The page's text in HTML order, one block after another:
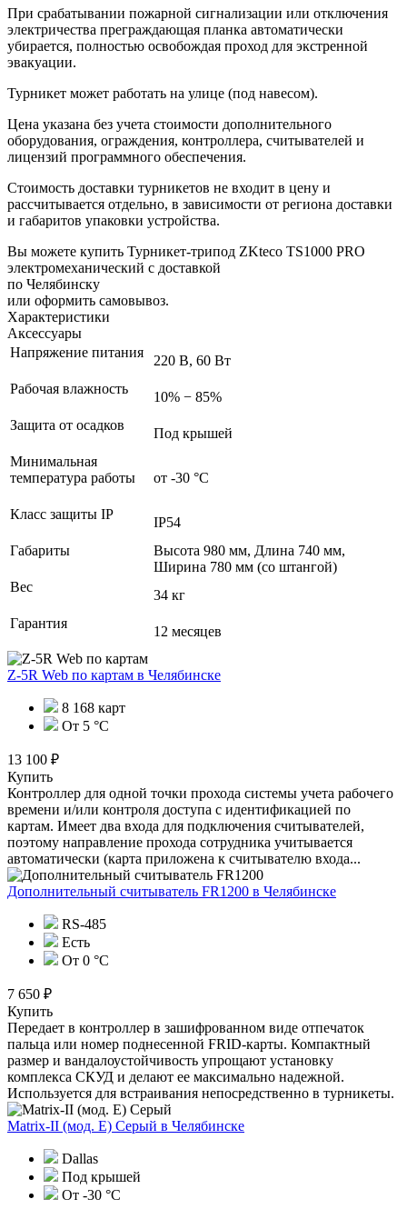
При срабатывании пожарной сигнализации или отключения
электричества преграждающая планка автоматически
убирается, полностью освобождая проход для экстренной
эвакуации.
Турникет может работать на улице (под навесом).
Цена указана без учета стоимости дополнительного
оборудования, ограждения, контроллера, считывателей и
лицензий программного обеспечения.
Стоимость доставки турникетов не входит в цену и
рассчитывается отдельно, в зависимости от региона доставки
и габаритов упаковки устройства.
Вы можете купить Турникет-трипод ZKteco TS1000 PRO
электромеханический с доставкой
по Челябинску
или оформить самовывоз.
Характеристики
Аксессуары
Напряжение питания
220 В, 60 Вт
Рабочая влажность
10% − 85%
Защита от осадков
Под крышей
Минимальная
температура работы
от -30 °С
Класс защиты IP
IP54
Габариты
Высота 980 мм, Длина 740 мм,
Ширина 780 мм (со штангой)
Вес
34 кг
Гарантия
12 месяцев
Z-5R Web по картам в Челябинске
8 168 карт
От 5 °С
13 100 ₽
Купить
Контроллер для одной точки прохода системы учета рабочего
времени и/или контроля доступа с идентификацией по
картам. Имеет два входа для подключения считывателей,
поэтому направление прохода сотрудника учитывается
автоматически (карта приложена к считывателю входа...
Дополнительный считыватель FR1200 в Челябинске
RS-485
Есть
От 0 °C
7 650 ₽
Купить
Передает в контроллер в зашифрованном виде отпечаток
пальца или номер поднесенной FRID-карты. Компактный
размер и вандалоустойчивость упрощают установку
комплекса СКУД и делают ее максимально надежной.
Используется для встраивания непосредственно в турникеты.
Matrix-II (мод. Е) Серый в Челябинске
Dallas
Под крышей
От -30 °С